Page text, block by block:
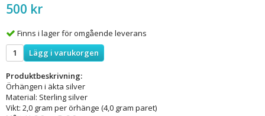
500 kr
Finns i lager för omgående leverans
Lägg i varukorgen
Produktbeskrivning:
Örhängen i äkta silver
Material: Sterling silver
Vikt: 2,0 gram per örhänge (4,0 gram paret)